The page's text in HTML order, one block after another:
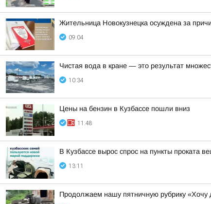
Жительница Новокузнецка осуждена за
09:04
Чистая вода в кране — это результат
10:34
Цены на бензин в Кузбассе пошли вниз
11:48
В Кузбассе вырос спрос на пункты проката
13:11
Продолжаем нашу пятничную рубрику «Хочу